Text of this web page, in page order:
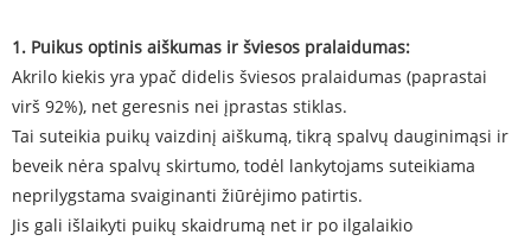
1. Puikus optinis aiškumas ir šviesos pralaidumas:
Akrilo kiekis yra ypač didelis šviesos pralaidumas (paprastai
virš 92%), net geresnis nei įprastas stiklas.
Tai suteikia puikų vaizdinį aiškumą, tikrą spalvų dauginimąsi ir
beveik nėra spalvų skirtumo, todėl lankytojams suteikiama
neprilygstama svaiginanti žiūrėjimo patirtis.
Jis gali išlaikyti puikų skaidrumą net ir po ilgalaikio